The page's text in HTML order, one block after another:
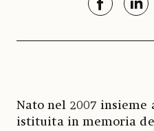
Nato nel 2007 insieme
istituita in memoria